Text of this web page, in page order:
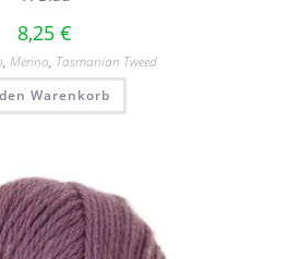
8,25 €
, Merino, Tasmanian Tweed
Warenkorb